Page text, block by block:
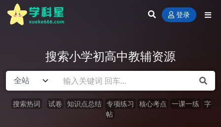
登录
搜索小学初高中教辅资源
搜索热词 试卷 知识点总结 专项练习 核心考点 一课一练 字
帖